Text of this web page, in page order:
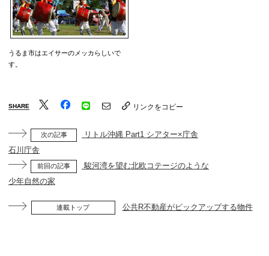
うるま市はエイサーのメッカらしいで
す。
SHARE リンクをコピー
次の記事
リトル沖縄 Part1 シアター×庁舎
石川庁舎
前回の記事
駿河湾を望む北欧コテージのような
少年自然の家
連載トップ 公共R不動産がピックアップする物件